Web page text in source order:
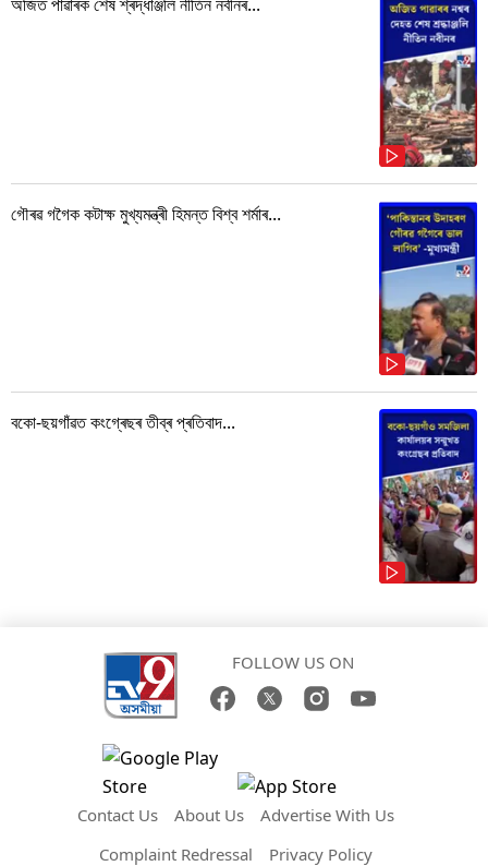
গৌৰৱ গগৈক কটাক্ষ মুখ্যমন্ত্ৰী হিমন্ত বিশ্ব শৰ্মাৰ...
বকো-ছয়গাঁৱত কংগ্ৰেছৰ তীব্ৰ প্ৰতিবাদ...
FOLLOW US ON
Contact Us About Us
Advertise With Us
Complaint Redressal
Privacy Policy